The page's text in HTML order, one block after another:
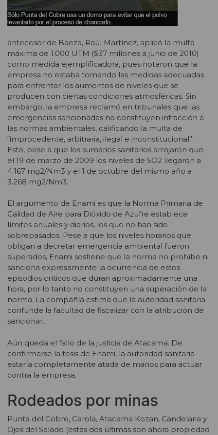
antecesor de Baeza, Raúl Martínez, aplicó la multa
máxima de 1.000 UTM ($37 millones a junio de 2010)
como medida ejemplificadora, pues notaron que la
empresa no estaba tomando las medidas adecuadas
para enfrentar los aumentos de niveles que se
producen con ciertas condiciones atmosféricas. Sin
embargo, la empresa reclamó en tribunales que las
emergencias sancionadas no constituyen infracción a
las normas ambientales, calificando la multa de
“improcedente, arbitraria, ilegal e inconstitucional”.
Esto, pese a que los sumarios sanitarios arrojaron que
el 19 de marzo de 2009 los niveles de SO2 llegaron a
4.167 mg2/Nm3 y el 1 de octubre del mismo año a
3.268 mg2/Nm3.
El argumento de Enami es que la Norma Primaria de
Calidad de Aire para Dióxido de Azufre establece
límites anuales y diarios, los que no han sido
sobrepasados. Pese a que los niveles horarios que
obligan a decretar emergencia ambiental fueron
superados, Enami sostiene que la norma no prohíbe ni
sanciona expresamente la ocurrencia de estos
episodios críticos que duran aproximadamente una
hora, por lo tanto no constituyen una superación de la
norma. La compañía estima que la autoridad sanitaria
confunde la facultad de fiscalizar con la atribución de
sancionar.
Aún queda el fallo de la justicia de Atacama. De
confirmarse la tesis de Enami, la autoridad sanitaria
estaría completamente atada de manos para actuar
contra la empresa.
Rodeados por minas
Punta del Cobre, Carola, Atacama Kozan, Candelaria y
Ojos del Salado (estas dos últimas son ahora propiedad